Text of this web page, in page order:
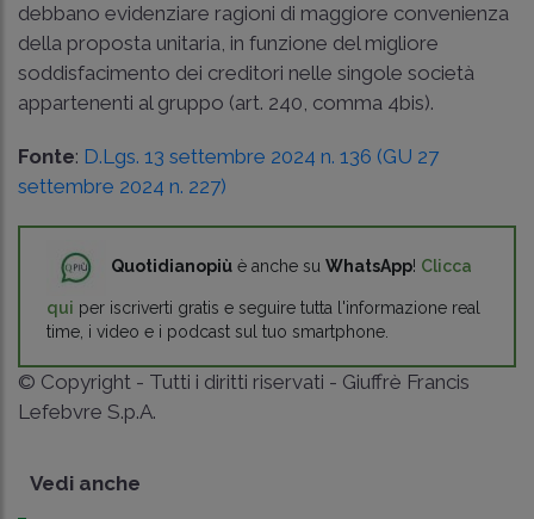
debbano evidenziare ragioni di maggiore convenienza
della proposta unitaria, in funzione del migliore
soddisfacimento dei creditori nelle singole società
appartenenti al gruppo (art. 240, comma 4bis).
Fonte: D.Lgs. 13 settembre 2024 n. 136 (GU 27
settembre 2024 n. 227)
Quotidianopiù è anche su WhatsApp! Clicca
qui per iscriverti gratis e seguire tutta l'informazione real
time, i video e i podcast sul tuo smartphone.
© Copyright - Tutti i diritti riservati - Giuffrè Francis
Lefebvre S.p.A.
Vedi anche